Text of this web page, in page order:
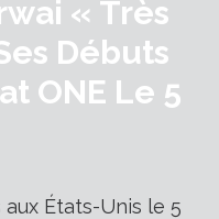
« Très
Débuts
ONE Le 5
États-Unis le 5